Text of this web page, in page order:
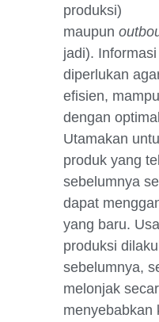
produksi)
maupun
jadi).
diperlukan
efisien,
dengan
Utamakan
produk yang
sebelumnya
dapat
yang baru.
produksi
sebelumnya,
melonjak
menyebabkan